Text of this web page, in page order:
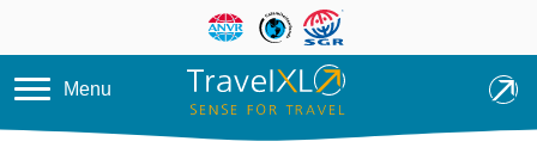
Overslaan en naar de inhoud
Menu